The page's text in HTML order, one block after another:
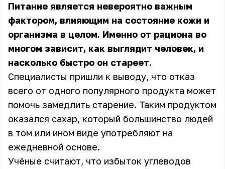
Питание является невероятно важным
фактором, влияющим на состояние кожи и
организма в целом. Именно от рациона во
многом зависит, как выглядит человек, и
насколько быстро он стареет.
Специалисты пришли к выводу, что отказ
всего от одного популярного продукта может
помочь замедлить старение. Таким продуктом
оказался сахар, который большинство людей
в том или ином виде употребляют на
ежедневной основе.
Учёные считают, что избыток углеводов